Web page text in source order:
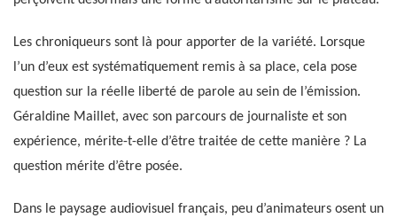
Les chroniqueurs sont là pour apporter de la variété. Lorsque
l’un d’eux est systématiquement remis à sa place, cela pose
question sur la réelle liberté de parole au sein de l’émission.
Géraldine Maillet, avec son parcours de journaliste et son
expérience, mérite-t-elle d’être traitée de cette manière ? La
question mérite d’être posée.
Dans le paysage audiovisuel français, peu d’animateurs osent un